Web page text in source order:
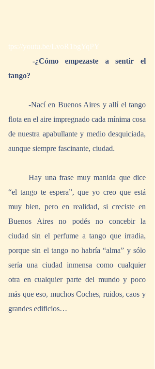
tps://youtu.be/LvoR1bgYqPY
-¿Cómo empezaste a sentir el
tango?
flota en el aire impregnado cada mínima cosa
de nuestra apabullante y medio desquiciada,
aunque siempre fascinante, ciudad.
	Hay una frase muy manida que dice
“el tango te espera”, que yo creo que está
muy bien, pero en realidad, si creciste en
Buenos Aires no podés no concebir la
ciudad sin el perfume a tango que irradia,
porque sin el tango no habría “alma” y sólo
sería una ciudad inmensa como cualquier
otra en cualquier parte del mundo y poco
más que eso, muchos Coches, ruidos, caos y
grandes edificios…